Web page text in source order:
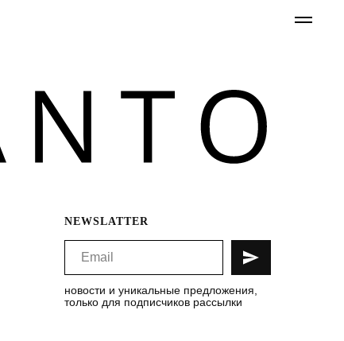
NEWSLATTER
новости и уникальные предложения,
только для подписчиков рассылки